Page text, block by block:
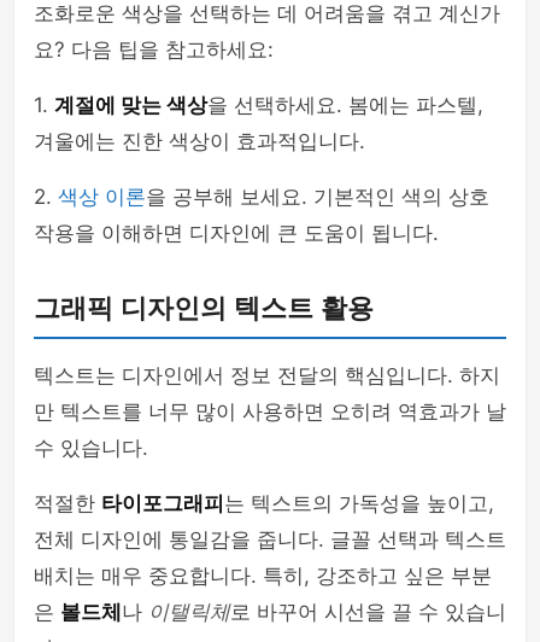
조화로운 색상을 선택하는 데 어려움을 겪고 계신가
요? 다음 팁을 참고하세요:
1. 계절에 맞는 색상을 선택하세요. 봄에는 파스텔,
겨울에는 진한 색상이 효과적입니다.
2. 색상 이론을 공부해 보세요. 기본적인 색의 상호
작용을 이해하면 디자인에 큰 도움이 됩니다.
그래픽 디자인의 텍스트 활용
텍스트는 디자인에서 정보 전달의 핵심입니다. 하지
만 텍스트를 너무 많이 사용하면 오히려 역효과가 날
수 있습니다.
적절한 타이포그래피 는 텍스트의 가독성을 높이고,
전체 디자인에 통일감을 줍니다. 글꼴 선택과 텍스트
배치는 매우 중요합니다. 특히, 강조하고 싶은 부분
은 볼드체 나 이탤릭체로 바꾸어 시선을 끌 수 있습니